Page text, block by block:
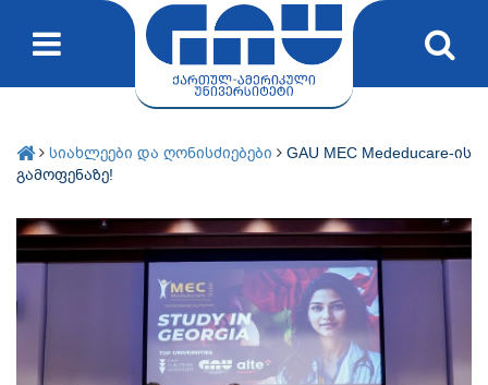
სიახლეები და ღონისძიებები
GAU MEC Mededucare-ის
გამოფენაზე!